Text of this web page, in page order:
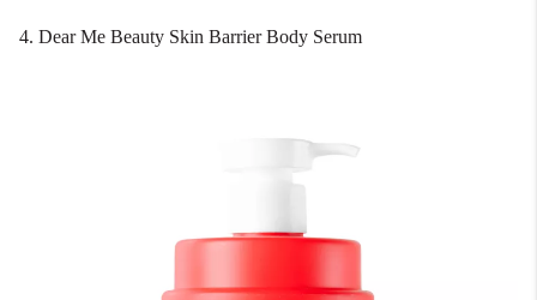
4. Dear Me Beauty Skin Barrier Body Serum